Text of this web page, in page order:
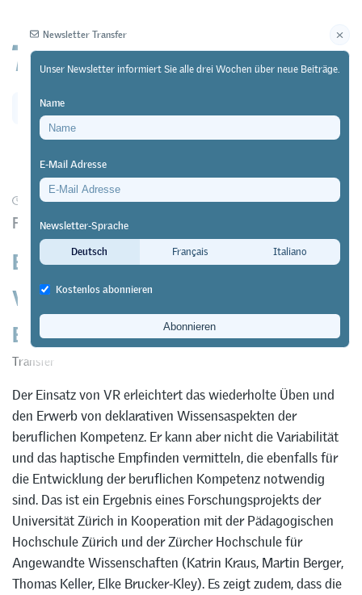
26/03/25 Forschung
Forschungsprojekt der Universität Zürich
Entlastende Effekte, aber auch
Verluste beim Einsatz von VR in der
Berufsbildung
Transfer
Der Einsatz von VR erleichtert das wiederholte Üben und
den Erwerb von deklarativen Wissensaspekten der
beruflichen Kompetenz. Er kann aber nicht die Variabilität
und das haptische Empfinden vermitteln, die ebenfalls für
die Entwicklung der beruflichen Kompetenz notwendig
sind. Das ist ein Ergebnis eines Forschungsprojekts der
Universität Zürich in Kooperation mit der Pädagogischen
Hochschule Zürich und der Zürcher Hochschule für
Angewandte Wissenschaften (Katrin Kraus, Martin Berger,
Thomas Keller, Elke Brucker-Kley). Es zeigt zudem, dass die
Newsletter Transfer
Unser Newsletter informiert Sie alle drei Wochen über neue Beiträge.
Name
E-Mail Adresse
Newsletter-Sprache
Deutsch
Français Italiano
Kostenlos abonnieren